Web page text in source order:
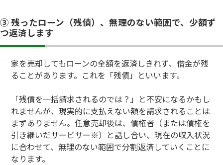
③ 残ったローン（残債）、無理のない範囲で、少額ず
つ返済します
家を売却してもローンの全額を返済しきれず、借金が残
ることがあります。これを「残債」といいます。
「残債を一括請求されるのでは？」と不安になるかもし
れませんが、現実的に支払えない額を請求されることは
まずありません。任意売却後は、債権者（または債権を
引き継いだサービサー※）と話し合い、現在の収入状況
に合わせて、無理のない範囲で分割返済していくことに
なります。